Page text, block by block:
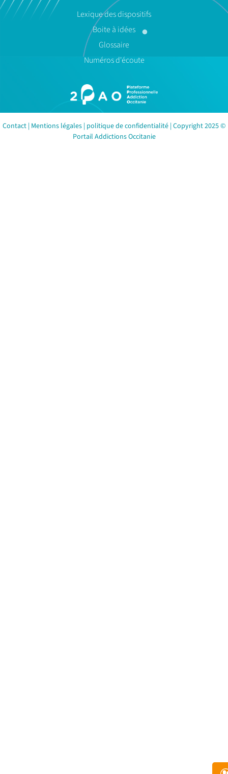
Lexique des dispositifs
Boite à idées
Glossaire
Numéros d'écoute
Contact | Mentions légales | politique de confidentialité | Copyright 2025 ©
Portail Addictions Occitanie